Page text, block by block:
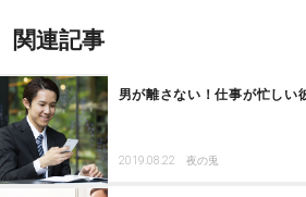
関連記事
男が離さない！仕事が忙しい
2019.08.22 夜の兎